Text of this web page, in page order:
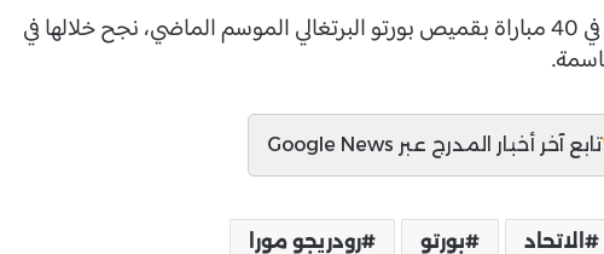
وشارك الشاب البرتغالي، رودريجو مورا في 40 مباراة بقميص بورتو البرتغالي الموسم الماضي، نجح خلالها في
تابع آخر أخبار المدرج عبر Google News
الاتحاد بورتو رودريجو مورا